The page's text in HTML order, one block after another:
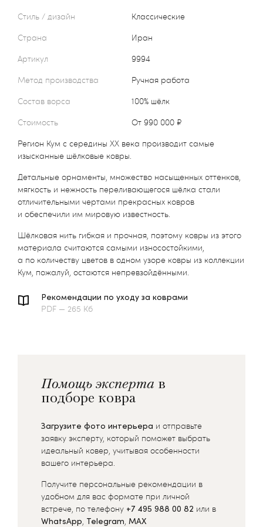
Стиль / дизайн
Классические
Страна
Иран
Артикул
9994
Метод производства
Ручная работа
Состав ворса
100% шёлк
Стоимость
от 990 000 ₽
Регион Кум с середины XX века производит самые
изысканные шёлковые ковры.
Детальные орнаменты, множество насыщенных оттенков,
мягкость и нежность переливающегося шёлка стали
отличительными чертами прекрасных ковров
и обеспечили им мировую известность.
Шёлковая нить гибкая и прочная, поэтому ковры из этого
материала считаются самыми износостойкими,
а по количеству цветов в одном узоре ковры из коллекции
Кум, пожалуй, остаются непревзойдёнными.
Рекомендации по уходу за коврами
PDF — 265 Кб
Помощь эксперта в
подборе ковра
Загрузите фото интерьера и отправьте
заявку эксперту, который поможет выбрать
идеальный ковер, учитывая особенности
вашего интерьера.
Получите персональные рекомендации в
удобном для вас формате при личной
встрече, по телефону +7 495 988 00 82 или в
WhatsApp, Telegram, MAX